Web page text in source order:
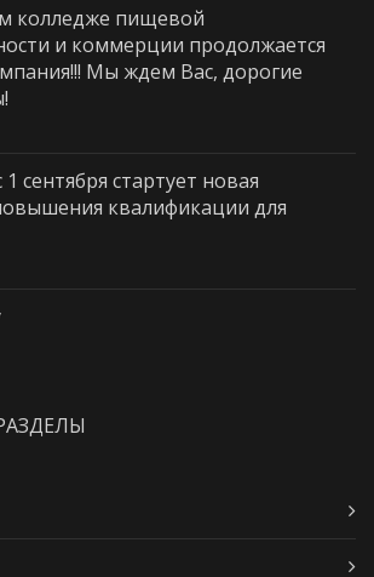
колледже пищевой
и коммерции продолжается
Мы ждем Вас, дорогие
сентября стартует новая
квалификации для